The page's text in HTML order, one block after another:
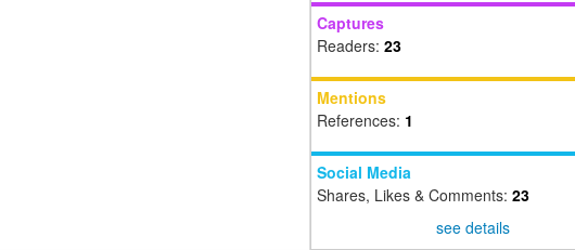
Captures
Readers: 23
Mentions
References: 1
Social Media
Shares, Likes & Comments: 23
see details